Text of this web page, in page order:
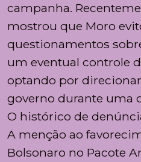
campanha.
mostrou que Moro
questionamentos
um eventual controle
optando por
governo durante uma
O histórico de
A menção ao
Bolsonaro no Pacote